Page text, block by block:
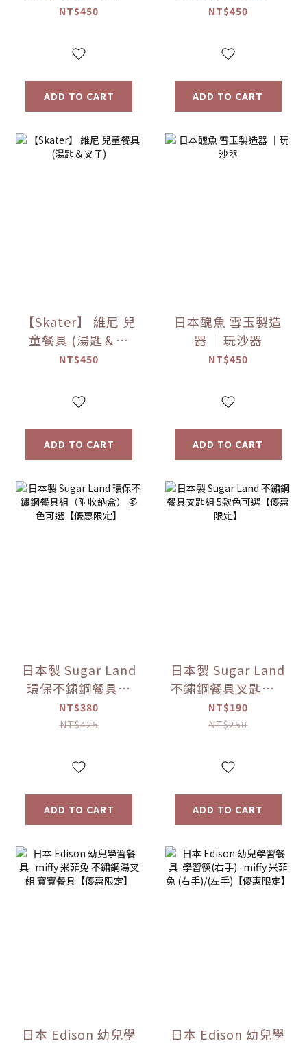
匙＆叉子)
NT$450
ADD TO CART
(湯匙＆叉子)
NT$450
ADD TO CART
【Skater】 維尼 兒
童餐具 (湯匙＆叉
子)
NT$450
ADD TO CART
日本醜魚 雪玉製造
器 ｜玩沙器
NT$450
ADD TO CART
日本製 Sugar Land
環保不鏽鋼餐具組
（附收納盒） 多色
可選【優惠限定】
NT$380
NT$425
ADD TO CART
日本製 Sugar Land
不鏽鋼餐具叉匙組 5
款色可選【優惠限
定】
NT$190
NT$250
ADD TO CART
日本 Edison 幼兒學 日本 Edison 幼兒學